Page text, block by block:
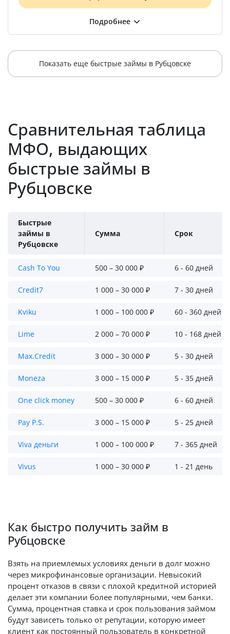
Показать еще быстрые займы в Рубцовске
Сравнительная таблица
МФО, выдающих
быстрые займы в
Рубцовске
Быстрые
займы в
Рубцовске
Сумма Срок
Cash To You 500 – 30 000 ₽ 6 - 60 дней
Credit7 1 000 – 30 000 ₽ 7 - 30 дней
Kviku 1 000 – 100 000 ₽ 60 - 360 дней
Lime 2 000 – 70 000 ₽ 10 - 168 дней
Max.Credit 3 000 – 30 000 ₽ 5 - 30 дней
Moneza 3 000 – 15 000 ₽ 5 - 35 дней
One click money 500 – 30 000 ₽ 6 - 60 дней
Pay P.S. 3 000 – 15 000 ₽ 5 - 25 дней
Viva деньги 1 000 – 100 000 ₽ 7 - 365 дней
Vivus 1 000 – 30 000 ₽ 1 - 21 день
Как быстро получить займ в
Рубцовске
Взять на приемлемых условиях деньги в долг можно
через микрофинансовые организации. Невысокий
процент отказов в связи с плохой кредитной историей
делает эти компании более популярными, чем банки.
Сумма, процентная ставка и срок пользования займом
будут зависеть только от репутации, которую имеет
клиент как постоянный пользователь в конкретной